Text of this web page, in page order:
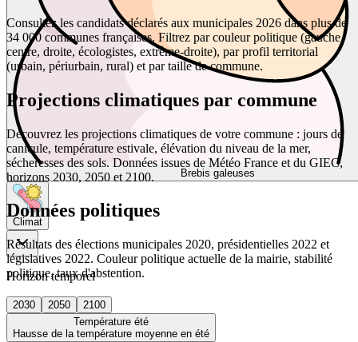
Brebis galeuses
Climat
Horizon temporel
2030 2050
2100
Température été
Hausse de la température moyenne en été
Consultez les candidats déclarés aux municipales 2026 dans plus de
34 000 communes françaises. Filtrez par couleur politique (gauche,
centre, droite, écologistes, extrême-droite), par profil territorial
(urbain, périurbain, rural) et par taille de commune.
Projections climatiques par commune
Découvrez les projections climatiques de votre commune : jours de
canicule, température estivale, élévation du niveau de la mer,
sécheresses des sols. Données issues de Météo France et du GIEC,
horizons 2030, 2050 et 2100.
Données politiques
Résultats des élections municipales 2020, présidentielles 2022 et
législatives 2022. Couleur politique actuelle de la mairie, stabilité
politique, taux d'abstention.